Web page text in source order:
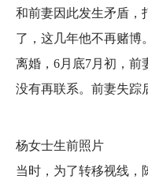
和前妻因此发生矛盾，
了，这几年他不再赌博
离婚，6月底7月初，前
没有再联系。前妻失踪
杨女士生前照片
当时，为了转移视线，